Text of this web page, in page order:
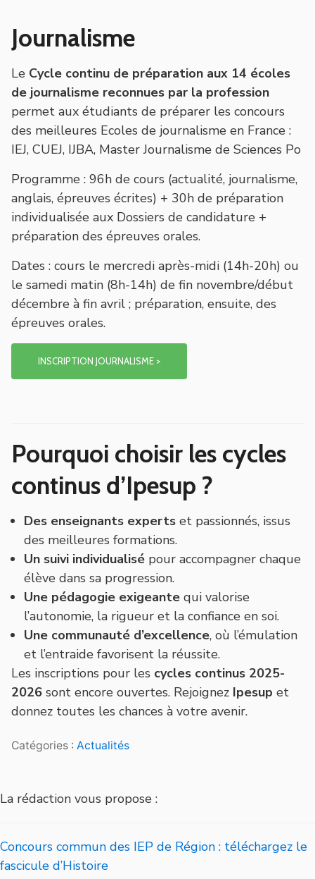
Journalisme
Le Cycle continu de préparation aux 14 écoles
de journalisme reconnues par la profession
permet aux étudiants de préparer les concours
des meilleures Ecoles de journalisme en France :
IEJ, CUEJ, IJBA, Master Journalisme de Sciences Po
Programme : 96h de cours (actualité, journalisme,
anglais, épreuves écrites) + 30h de préparation
individualisée aux Dossiers de candidature +
préparation des épreuves orales.
Dates : cours le mercredi après-midi (14h-20h) ou
le samedi matin (8h-14h) de fin novembre/début
décembre à fin avril ; préparation, ensuite, des
épreuves orales.
INSCRIPTION JOURNALISME >
Pourquoi choisir les cycles
continus d’Ipesup ?
Des enseignants experts et passionnés, issus
des meilleures formations.
Un suivi individualisé pour accompagner chaque
élève dans sa progression.
Une pédagogie exigeante qui valorise
l’autonomie, la rigueur et la confiance en soi.
Une communauté d’excellence, où l’émulation
et l’entraide favorisent la réussite.
Les inscriptions pour les cycles continus 2025-
2026 sont encore ouvertes. Rejoignez Ipesup et
donnez toutes les chances à votre avenir.
Catégories : Actualités
La rédaction vous propose :
Concours commun des IEP de Région : téléchargez le
fascicule d’Histoire